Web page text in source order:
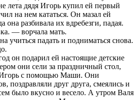
лета дядя Игорь купил ей первый
на нем кататься. Он мазал ей
она разбивала их вдребезги, падая.
— ворчала мать.
учиться падaть и подниматься снова.
он подаpил ей настоящие детские
они сели за праздничный стол,
Игорь с помощью Маши. Они
поздравляли друг друга, смеялись и
было вкусно и весело. А утром Валя